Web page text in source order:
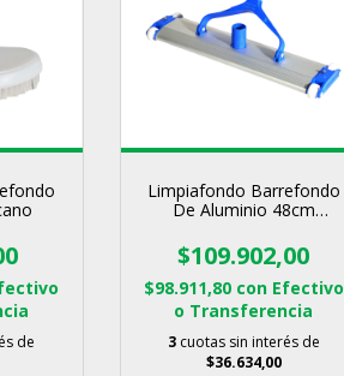
de
Limpiafondo Barrefondo
De Aluminio 48cm
$109.902,00
$98.911,80 con Efectivo
o Transferencia
3 cuotas sin interés de
$36.634,00